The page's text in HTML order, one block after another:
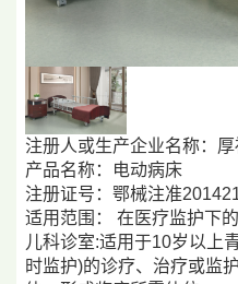
注册人或生产企业名称：
产品名称：电动病床
注册证号：鄂械注准
适用范围： 在医疗监护下
儿科诊室:适用于10岁以上
时监护)的诊疗、治疗或监